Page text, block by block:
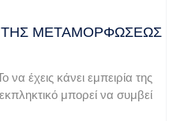
ΜΕΤΑΜΟΡΦΩΣΕΩΣ
έχεις κάνει εμπειρία της
μπορεί να συμβεί